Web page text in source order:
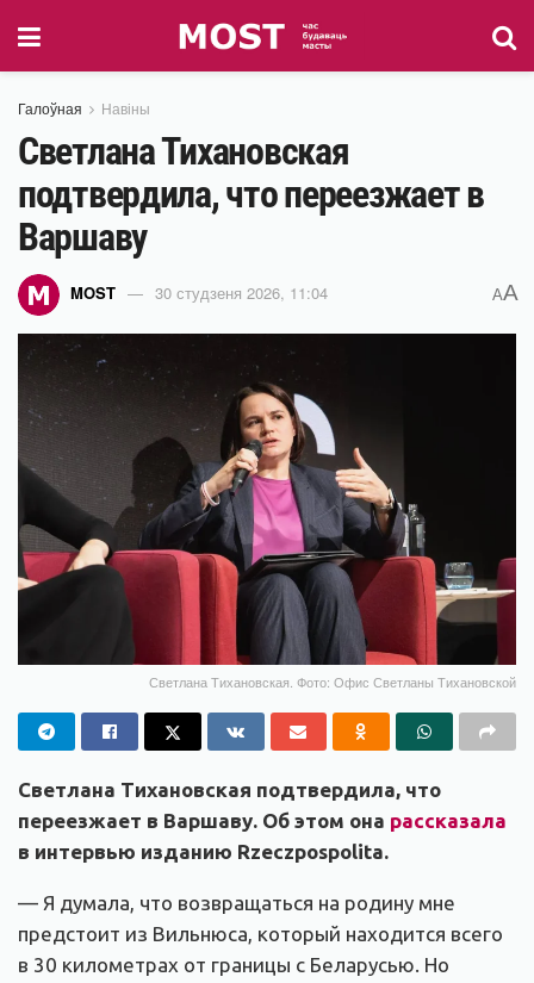
Галоўная Навіны
Светлана Тихановская
подтвердила, что переезжает в
Варшаву
MOST 30 студзеня 2026, 11:04 AA
Светлана Тихановская. Фото: Офис Светланы Тихановской
Светлана Тихановская подтвердила, что
переезжает в Варшаву. Об этом она рассказала
в интервью изданию Rzeczpospolita.
— Я думала, что возвращаться на родину мне
предстоит из Вильнюса, который находится всего
в 30 километрах от границы с Беларусью. Но